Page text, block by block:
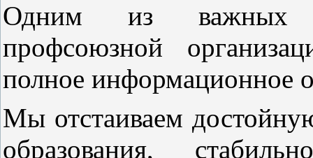
Одним из важных
профсоюзной
полное информационное
Мы отстаиваем
образования,